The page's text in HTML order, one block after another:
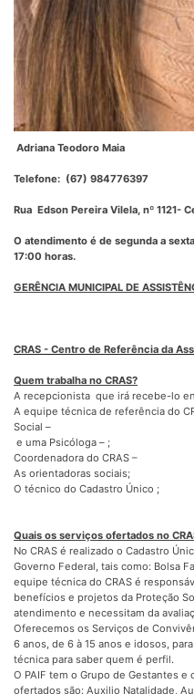
Adriana Teodoro Maia
Telefone: (67) 984776397
Rua Edson Pereira Vilela, nº 1121-
O atendimento é de segunda a
17:00 horas.
GERÊNCIA MUNICIPAL DE
CRAS - Centro de Referência da
Quem trabalha no CRAS?
A recepcionista que irá recebe-lo
A equipe técnica de referência do
Social –
e uma Psicóloga – ;
Coordenadora do CRAS –
As orientadoras sociais;
O técnico do Cadastro Único ;
Quais os serviços ofertados no
No CRAS é realizado o Cadastro
Governo Federal, tais como: Bolsa
equipe técnica do CRAS é
benefícios e projetos da Proteção
atendimento e necessitam da
Oferecemos os Serviços de
6 anos, de 6 à 15 anos e idosos,
técnica para saber quem é perfil.
O PAIF tem o Grupo de Gestantes
ofertados são: Auxilio Natalidade,